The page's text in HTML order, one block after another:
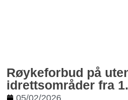
Røykeforbud på
idrettsområder fra
05/02/2026